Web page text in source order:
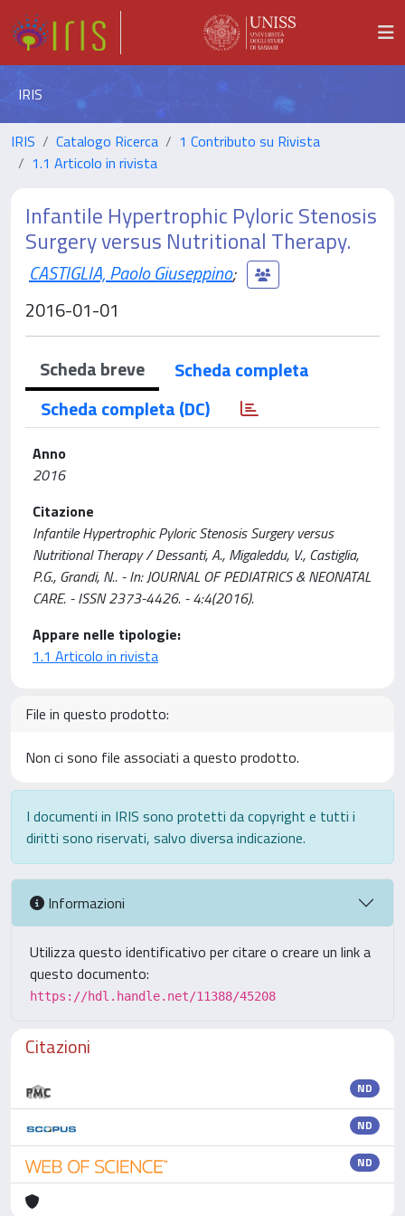
IRIS
IRIS Catalogo Ricerca
1 Contributo su Rivista
1.1 Articolo in rivista
Infantile Hypertrophic Pyloric Stenosis
Surgery versus Nutritional Therapy.
CASTIGLIA, Paolo Giuseppino;
2016-01-01
Scheda breve
Scheda completa
Scheda completa (DC)
Anno
2016
Citazione
Infantile Hypertrophic Pyloric Stenosis Surgery versus
Nutritional Therapy / Dessanti, A., Migaleddu, V., Castiglia,
P.G., Grandi, N.. - In: JOURNAL OF PEDIATRICS & NEONATAL
CARE. - ISSN 2373-4426. - 4:4(2016).
Appare nelle tipologie:
1.1 Articolo in rivista
File in questo prodotto:
Non ci sono file associati a questo prodotto.
I documenti in IRIS sono protetti da copyright e tutti i
diritti sono riservati, salvo diversa indicazione.
Informazioni
Utilizza questo identificativo per citare o creare un link a
questo documento:
https://hdl.handle.net/11388/45208
Citazioni
ND
ND
ND